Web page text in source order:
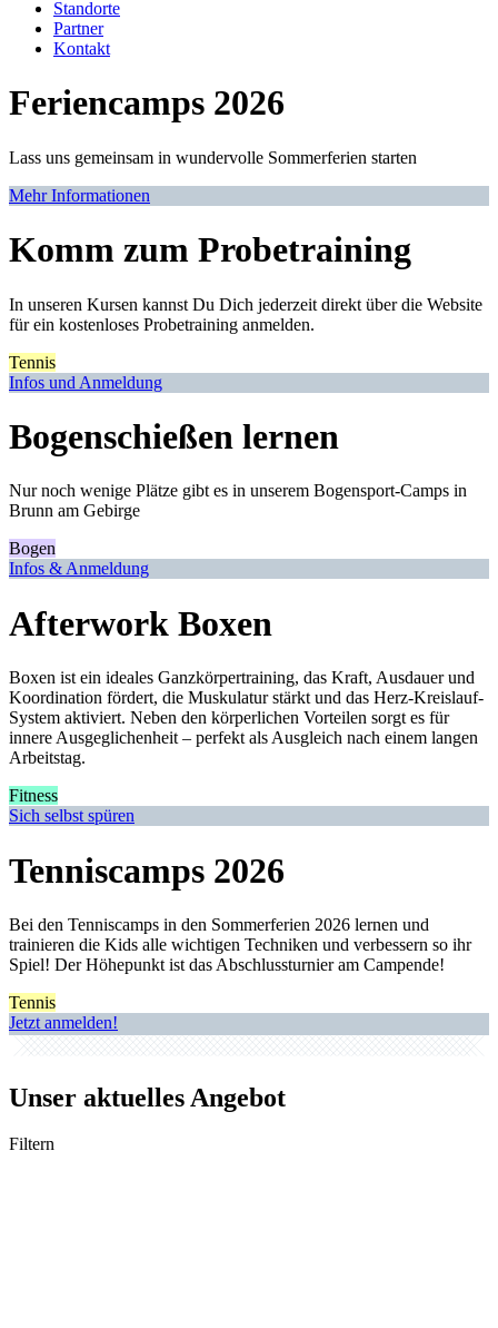
Standorte
Partner
Kontakt
Feriencamps 2026
Lass uns gemeinsam in wundervolle Sommerferien starten
Mehr Informationen
Komm zum Probetraining
In unseren Kursen kannst Du Dich jederzeit direkt über die Website
für ein kostenloses Probetraining anmelden.
Tennis
Infos und Anmeldung
Bogenschießen lernen
Nur noch wenige Plätze gibt es in unserem Bogensport-Camps in
Brunn am Gebirge
Bogen
Infos & Anmeldung
Afterwork Boxen
Boxen ist ein ideales Ganzkörpertraining, das Kraft, Ausdauer und
Koordination fördert, die Muskulatur stärkt und das Herz-Kreislauf-
System aktiviert. Neben den körperlichen Vorteilen sorgt es für
innere Ausgeglichenheit – perfekt als Ausgleich nach einem langen
Arbeitstag.
Fitness
Sich selbst spüren
Tenniscamps 2026
Bei den Tenniscamps in den Sommerferien 2026 lernen und
trainieren die Kids alle wichtigen Techniken und verbessern so ihr
Spiel! Der Höhepunkt ist das Abschlussturnier am Campende!
Tennis
Jetzt anmelden!
Unser aktuelles Angebot
Filtern